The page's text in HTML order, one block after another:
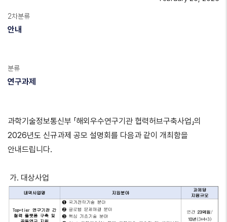
2차분류
안내
분류
연구과제
과학기술정보통신부 「해외우수연구기관 협력허브구축사업」의
2026년도 신규과제 공모 설명회를 다음과 같이 개최함을
안내드립니다.
가. 대상사업